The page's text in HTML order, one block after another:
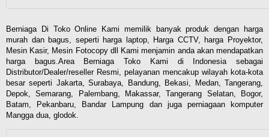
Berniaga Di Toko Online Kami memilik banyak produk dengan harga
murah dan bagus, seperti harga laptop, Harga CCTV, harga Proyektor,
Mesin Kasir, Mesin Fotocopy dll Kami menjamin anda akan mendapatkan
harga bagus.Area Berniaga Toko Kami di Indonesia sebagai
Distributor/Dealer/reseller Resmi, pelayanan mencakup wilayah kota-kota
besar seperti Jakarta, Surabaya, Bandung, Bekasi, Medan, Tangerang,
Depok, Semarang, Palembang, Makassar, Tangerang Selatan, Bogor,
Batam, Pekanbaru, Bandar Lampung dan juga perniagaan komputer
Mangga dua, glodok.